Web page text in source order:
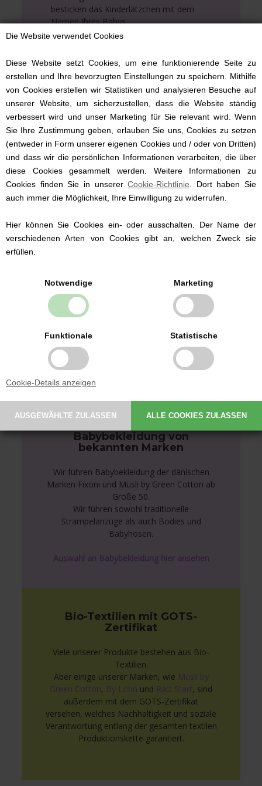
Die Website verwendet Cookies
Diese Website setzt Cookies, um eine funktionierende Seite zu
erstellen und Ihre bevorzugten Einstellungen zu speichern. Mithilfe
von Cookies erstellen wir Statistiken und analysieren Besuche auf
unserer Website, um sicherzustellen, dass die Website ständig
verbessert wird und unser Marketing für Sie relevant wird. Wenn
Sie Ihre Zustimmung geben, erlauben Sie uns, Cookies zu setzen
(entweder in Form unserer eigenen Cookies und / oder von Dritten)
und dass wir die persönlichen Informationen verarbeiten, die über
diese Cookies gesammelt werden. Weitere Informationen zu
Cookies finden Sie in unsererCookie-Richtlinie . Dort haben Sie
auch immer die Möglichkeit, Ihre Einwilligung zu widerrufen.
Hier können Sie Cookies ein- oder ausschalten. Der Name der
verschiedenen Arten von Cookies gibt an, welchen Zweck sie
erfüllen.
Notwendige Marketing
Funktionale Statistische
Cookie-Details anzeigen
besticken das Kinderlätzchen mit dem
Namen Ihres Babys.
Weitere Geschenkinspirationen
Babybekleidung von
bekannten Marken
Wir führen Babybekleidung der dänischen
Marken Fixoni und Müsli by Green Cotton ab
Größe 50.
Wir führen sowohl traditionelle
Strampelanzüge als auch Bodies und
Babyhosen.
Auswahl an Babybekleidung hier ansehen
Bio-Textilien mit GOTS-
Zertifikat
Viele unserer Produkte bestehen aus Bio-
Textilien.
Aber einige unserer Marken, wie Müsli by
Green Cotton, By Lohn und Rätt Start, sind
außerdem mit dem GOTS-Zertifikat
versehen, welches Nachhaltigkeit und soziale
Verantwortung entlang der gesamten textilen
Produktionskette garantiert.